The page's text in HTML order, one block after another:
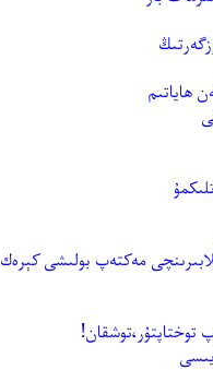
مەكتەپ بولىشى كېرەك
توختاپتۇر،توشقان!